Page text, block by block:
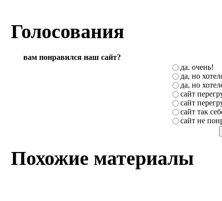
Голосования
вам понравился наш сайт?
да. очень!
да, но
да, но
сайт
сайт
сайт так
сайт не
Похожие материалы